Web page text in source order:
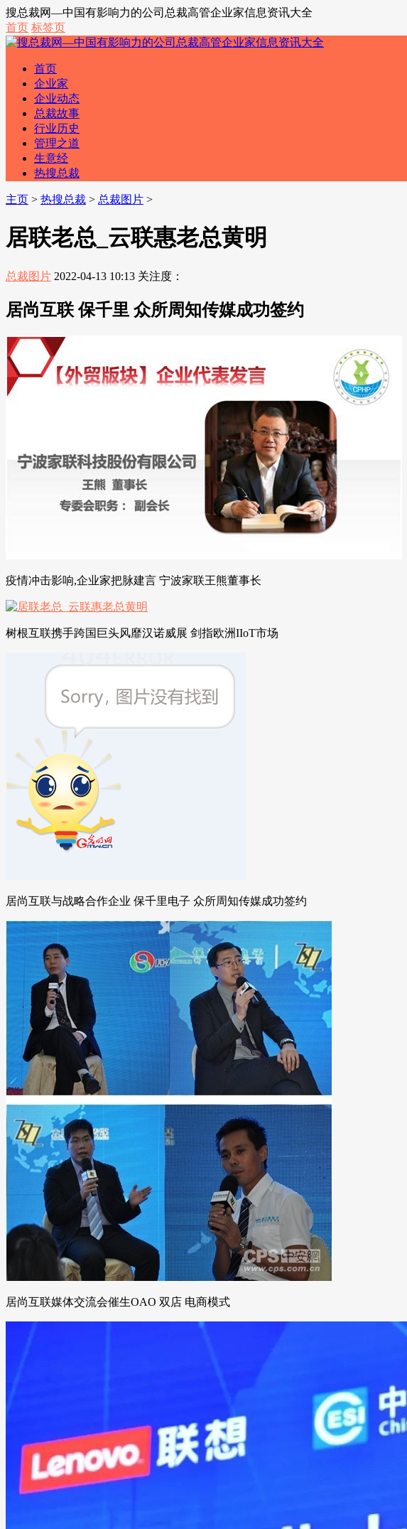
搜总裁网—中国有影响力的公司总裁高管企业家信息资讯大全
首页 标签页
首页
企业家
企业动态
总裁故事
行业历史
管理之道
生意经
热搜总裁
主页 > 热搜总裁 > 总裁图片 >
居联老总_云联惠老总黄明
总裁图片 2022-04-13 10:13 关注度：
居尚互联 保千里 众所周知传媒成功签约
疫情冲击影响,企业家把脉建言 宁波家联王熊董事长
树根互联携手跨国巨头风靡汉诺威展 剑指欧洲IIoT市场
居尚互联与战略合作企业 保千里电子 众所周知传媒成功签约
居尚互联媒体交流会催生OAO 双店 电商模式